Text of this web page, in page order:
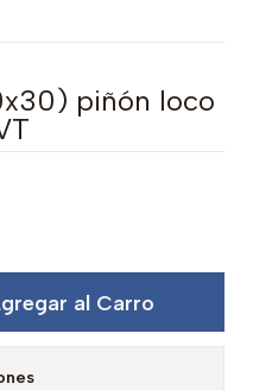
piñón loco
al Carro